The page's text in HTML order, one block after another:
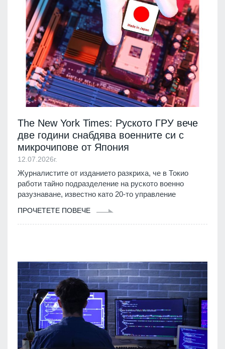
The New York Times: Руското ГРУ вече
две години снабдява военните си с
микрочипове от Япония
12.07.2026г.
Журналистите от изданието разкриха, че в Токио
работи тайно подразделение на руското военно
разузнаване, известно като 20-то управление
ПРОЧЕТЕТЕ ПОВЕЧЕ